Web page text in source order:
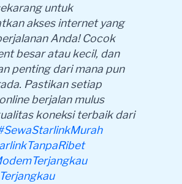
untuk
akses internet yang
Anda! Cocok
besar atau kecil, dan
penting dari mana pun
Pastikan setiap
berjalan mulus
koneksi terbaik dari